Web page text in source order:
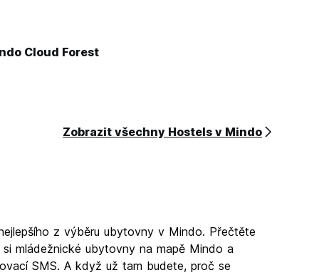
Cloud Forest
Zobrazit všechny Hostels v Mindo
z výběru ubytovny v Mindo. Přečtěte
mládežnické ubytovny na mapě Mindo a
SMS. A když už tam budete, proč se